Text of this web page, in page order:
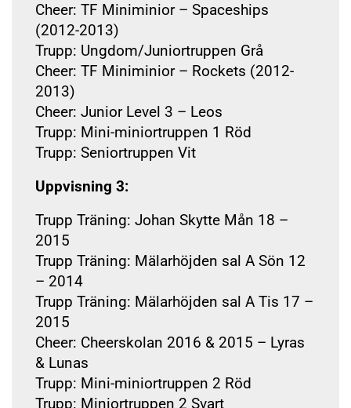
Cheer: TF Miniminior – Spaceships
(2012-2013)
Trupp: Ungdom/Juniortruppen Grå
Cheer: TF Miniminior – Rockets (2012-
2013)
Cheer: Junior Level 3 – Leos
Trupp: Mini-miniortruppen 1 Röd
Trupp: Seniortruppen Vit
Uppvisning 3:
Trupp Träning: Johan Skytte Mån 18 –
2015
Trupp Träning: Mälarhöjden sal A Sön 12
– 2014
Trupp Träning: Mälarhöjden sal A Tis 17 –
2015
Cheer: Cheerskolan 2016 & 2015 – Lyras
& Lunas
Trupp: Mini-miniortruppen 2 Röd
Trupp: Miniortruppen 2 Svart